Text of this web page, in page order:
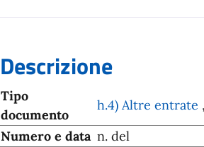
Descrizione
Tipo
documento
h.4) Altre entrate ,
Numero e data n. del